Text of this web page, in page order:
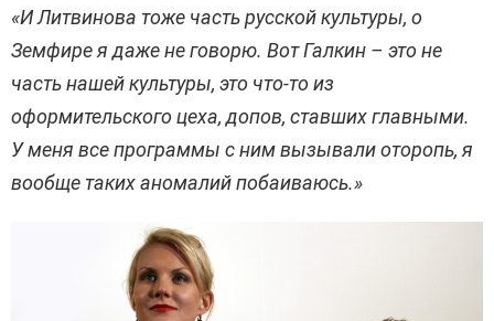
«И Литвинова тоже часть русской культуры, о
Земфире я даже не говорю. Вот Галкин – это не
часть нашей культуры, это что-то из
оформительского цеха,допов, ставших главными.
У меня все программы с ним вызывали оторопь, я
вообще таких аномалий побаиваюсь.»